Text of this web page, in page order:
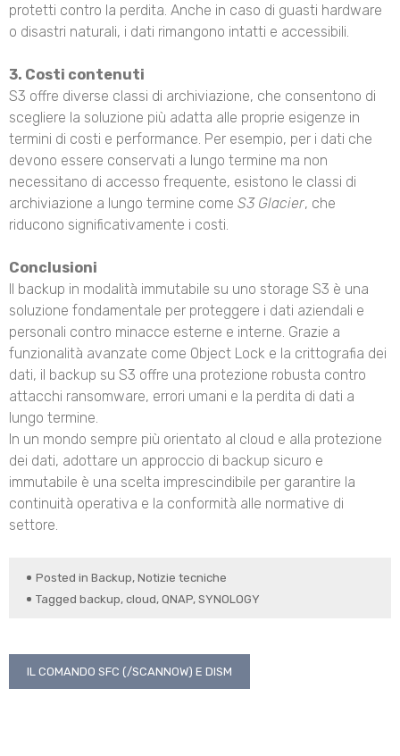
protetti contro la perdita. Anche in caso di guasti hardware
o disastri naturali, i dati rimangono intatti e accessibili.
3. Costi contenuti
S3 offre diverse classi di archiviazione, che consentono di
scegliere la soluzione più adatta alle proprie esigenze in
termini di costi e performance. Per esempio, per i dati che
devono essere conservati a lungo termine ma non
necessitano di accesso frequente, esistono le classi di
archiviazione a lungo termine come S3 Glacier, che
riducono significativamente i costi.
Conclusioni
Il backup in modalità immutabile su uno storage S3 è una
soluzione fondamentale per proteggere i dati aziendali e
personali contro minacce esterne e interne. Grazie a
funzionalità avanzate come Object Lock e la crittografia dei
dati, il backup su S3 offre una protezione robusta contro
attacchi ransomware, errori umani e la perdita di dati a
lungo termine.
In un mondo sempre più orientato al cloud e alla protezione
dei dati, adottare un approccio di backup sicuro e
immutabile è una scelta imprescindibile per garantire la
continuità operativa e la conformità alle normative di
settore.
Posted in Backup, Notizie tecniche
Tagged backup, cloud, QNAP, SYNOLOGY
Navigazione
IL COMANDO SFC (/SCANNOW) E DISM